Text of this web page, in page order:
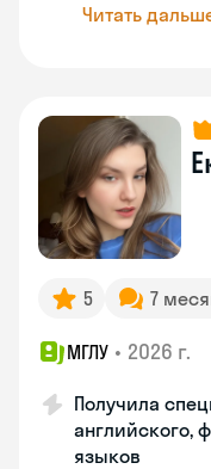
Читать
5 7
МГЛУ • 2026 г.
Получила
английского,
языков